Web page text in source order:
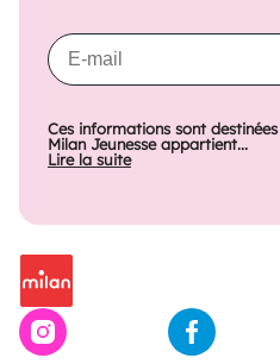
Ces informations sont
Milan Jeunesse appartient...
Lire la suite